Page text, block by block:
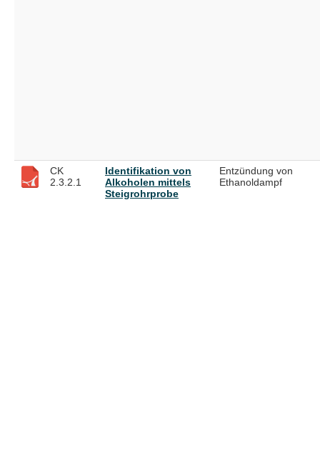
CK
2.3.2.1
Identifikation von
Alkoholen mittels
Steigrohrprobe
Entzündung von
Ethanoldampf